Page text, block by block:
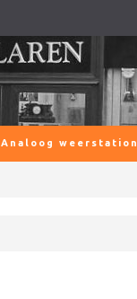
Analoog weerstation